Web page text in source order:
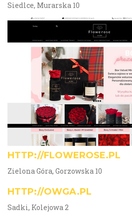
Siedlce, Murarska 10
HTTP://FLOWEROSE.PL
Zielona Góra, Gorzowska 10
HTTP://OWGA.PL
Sadki, Kolejowa 2